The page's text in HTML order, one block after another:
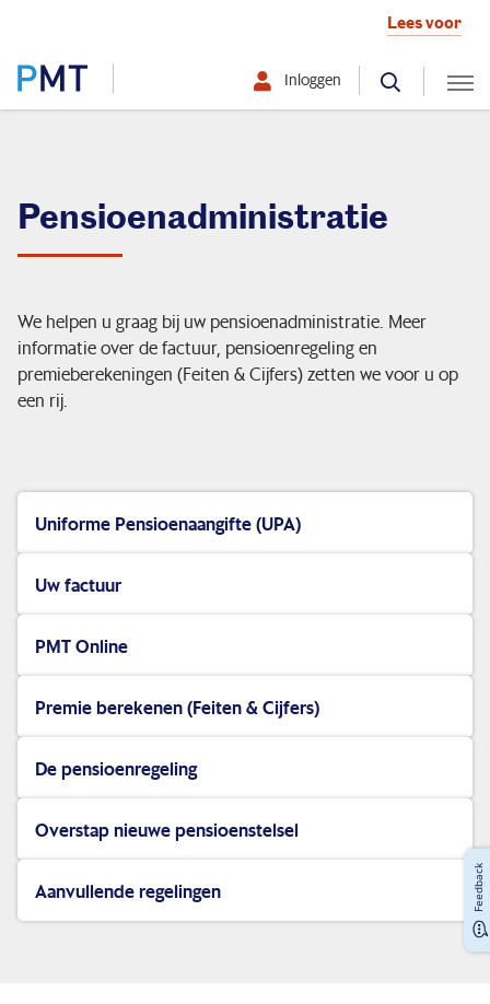
Lees voor
Werkgever
Over PMT
Inloggen
Uw werknemers
Handige tools
Service & contact
Pensioenadministratie
We helpen u graag bij uw pensioenadministratie. Meer
informatie over de factuur, pensioenregeling en
premieberekeningen (Feiten & Cijfers) zetten we voor u op
een rij.
Uniforme Pensioenaangifte (UPA)
Uw factuur
PMT Online
Premie berekenen (Feiten & Cijfers)
De pensioenregeling
Overstap nieuwe pensioenstelsel
Aanvullende regelingen Feedback